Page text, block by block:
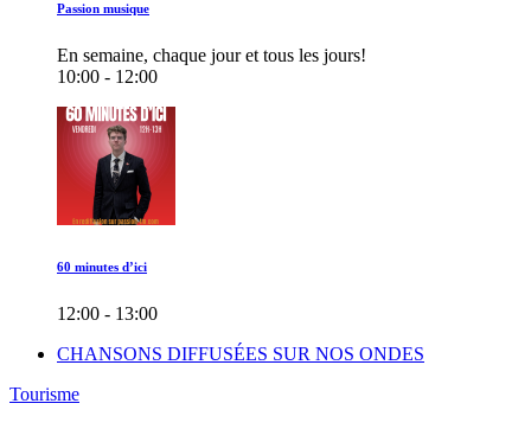
Passion musique
En semaine, chaque jour et tous les jours!
10:00 - 12:00
60 minutes d’ici
12:00 - 13:00
CHANSONS DIFFUSÉES SUR NOS ONDES
Tourisme